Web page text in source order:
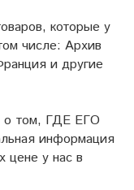
которые у
числе: Архив
и другие
о том, ГДЕ ЕГО
информация
цене у нас в